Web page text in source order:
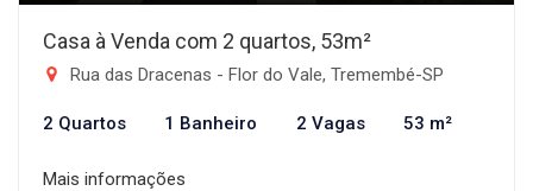
Casa à Venda com 2 quartos, 53m²
Rua das Dracenas - Flor do Vale, Tremembé-SP
2 Quartos 1 Banheiro 2 Vagas 53 m²
Mais informações